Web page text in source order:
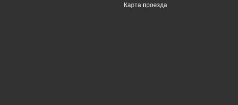
Карта проезда